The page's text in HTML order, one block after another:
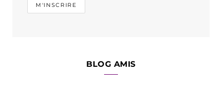
BLOG AMIS